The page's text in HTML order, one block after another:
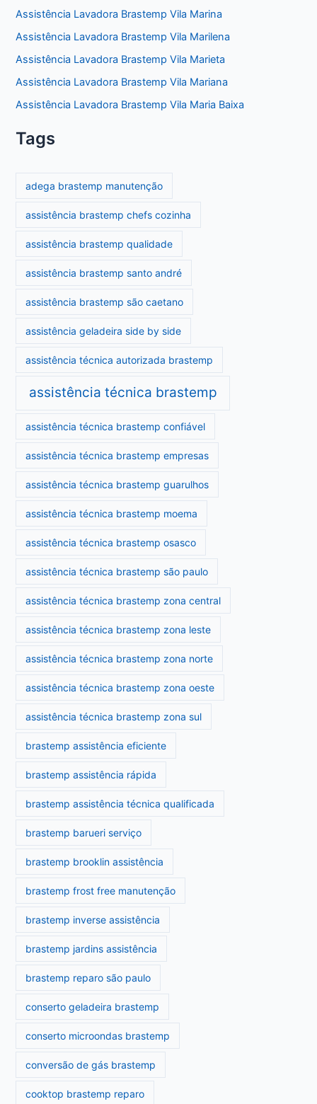
Assistência Lavadora Brastemp Vila Marina
Assistência Lavadora Brastemp Vila Marilena
Assistência Lavadora Brastemp Vila Marieta
Assistência Lavadora Brastemp Vila Mariana
Assistência Lavadora Brastemp Vila Maria Baixa
Tags
adega brastemp manutenção
assistência brastemp chefs cozinha
assistência brastemp qualidade
assistência brastemp santo andré
assistência brastemp são caetano
assistência geladeira side by side
assistência técnica autorizada brastemp
assistência técnica brastemp
assistência técnica brastemp confiável
assistência técnica brastemp empresas
assistência técnica brastemp guarulhos
assistência técnica brastemp moema
assistência técnica brastemp osasco
assistência técnica brastemp são paulo
assistência técnica brastemp zona central
assistência técnica brastemp zona leste
assistência técnica brastemp zona norte
assistência técnica brastemp zona oeste
assistência técnica brastemp zona sul
brastemp assistência eficiente
brastemp assistência rápida
brastemp assistência técnica qualificada
brastemp barueri serviço
brastemp brooklin assistência
brastemp frost free manutenção
brastemp inverse assistência
brastemp jardins assistência
brastemp reparo são paulo
conserto geladeira brastemp
conserto microondas brastemp
conversão de gás brastemp
cooktop brastemp reparo